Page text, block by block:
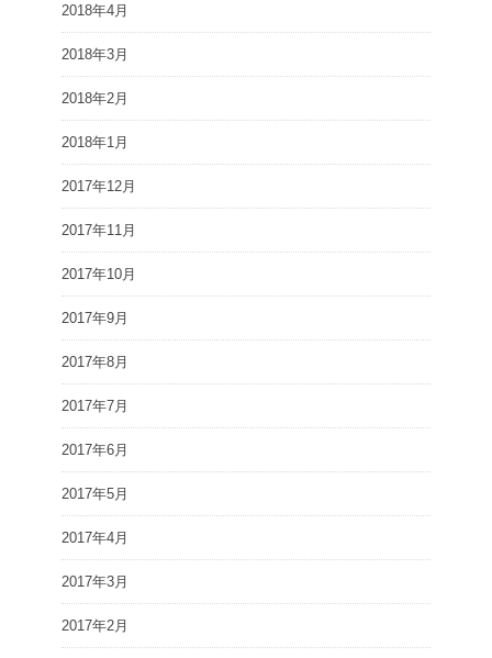
2018年4月
2018年3月
2018年2月
2018年1月
2017年12月
2017年11月
2017年10月
2017年9月
2017年8月
2017年7月
2017年6月
2017年5月
2017年4月
2017年3月
2017年2月